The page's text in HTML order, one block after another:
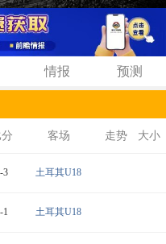
情报 预测
客场 走势 大小
3 土耳其U18
1 土耳其U18